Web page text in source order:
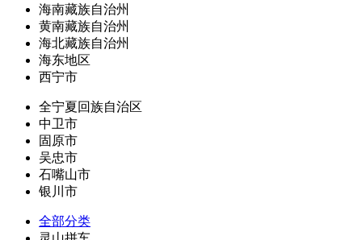
海南藏族自治州
黄南藏族自治州
海北藏族自治州
海东地区
西宁市
全宁夏回族自治区
中卫市
固原市
吴忠市
石嘴山市
银川市
全部分类